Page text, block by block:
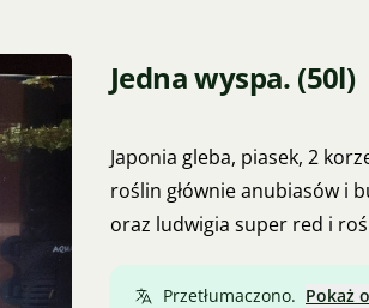
Jedna wyspa. (50l)
Japonia gleba, piasek, 2
roślin głównie anubiasów i
oraz ludwigia super red i
Przetłumaczono. Pokaż